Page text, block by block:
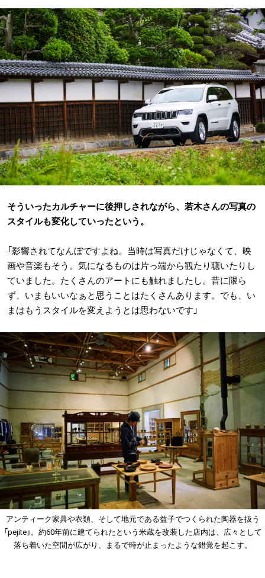
そういったカルチャーに後押しされながら、若木さんの写真の
スタイルも変化していったという。
「影響されてなんぼですよね。当時は写真だけじゃなくて、映
画や音楽もそう。気になるものは片っ端から観たり聴いたりし
ていました。たくさんのアートにも触れましたし。昔に限ら
ず、いまもいいなぁと思うことはたくさんあります。でも、い
まはもうスタイルを変えようとは思わないです」
アンティーク家具や衣類、そして地元である益子でつくられた陶器を扱う
「pejite」。約60年前に建てられたという米蔵を改装した店内は、広々として
落ち着いた空間が広がり、まるで時が止まったような錯覚を起こす。